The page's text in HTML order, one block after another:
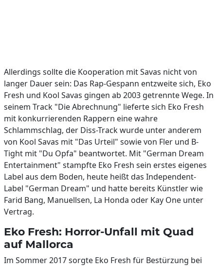
Allerdings sollte die Kooperation mit Savas nicht von
langer Dauer sein: Das Rap-Gespann entzweite sich, Eko
Fresh und Kool Savas gingen ab 2003 getrennte Wege. In
seinem Track "Die Abrechnung" lieferte sich Eko Fresh
mit konkurrierenden Rappern eine wahre
Schlammschlag, der Diss-Track wurde unter anderem
von Kool Savas mit "Das Urteil" sowie von Fler und B-
Tight mit "Du Opfa" beantwortet. Mit "German Dream
Entertainment" stampfte Eko Fresh sein erstes eigenes
Label aus dem Boden, heute heißt das Independent-
Label "German Dream" und hatte bereits Künstler wie
Farid Bang, Manuellsen, La Honda oder Kay One unter
Vertrag.
Eko Fresh: Horror-Unfall mit Quad
auf Mallorca
Im Sommer 2017 sorgte Eko Fresh für Bestürzung bei